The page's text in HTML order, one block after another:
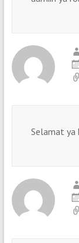
Selamat ya